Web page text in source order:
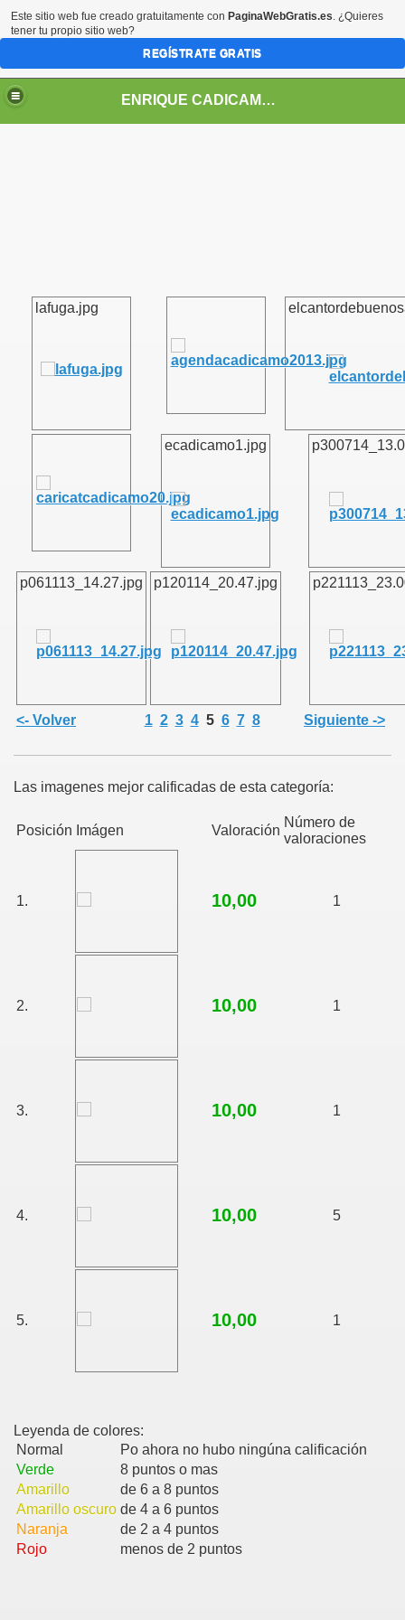
ENRIQUE CADICAMO: VIDA Y OBRA
lafuga.jpg
ecadicamo1.jpg
p061113_14.27.jpg p120114_20.47.jpg
<- Volver 1 2 3 4 5 6 7 8 Siguiente ->
Las imagenes mejor calificadas de esta categoría:
Posición Imágen Valoración
Número de
valoraciones
1. 10,00 1
2. 10,00 1
3. 10,00 1
4. 10,00 5
5. 10,00 1
Leyenda de colores:
Normal
Po ahora no hubo ningúna calificación
Verde
8 puntos o mas
Amarillo
de 6 a 8 puntos
Amarillo oscuro de 4 a 6 puntos
Naranja
de 2 a 4 puntos
Rojo
menos de 2 puntos
Este sitio web fue creado gratuitamente con PaginaWebGratis.es. ¿Quieres
tener tu propio sitio web?
REGÍSTRATE GRATIS